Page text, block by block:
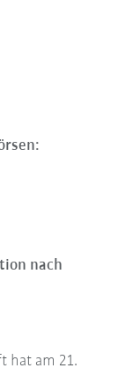
nach
hat am 21.